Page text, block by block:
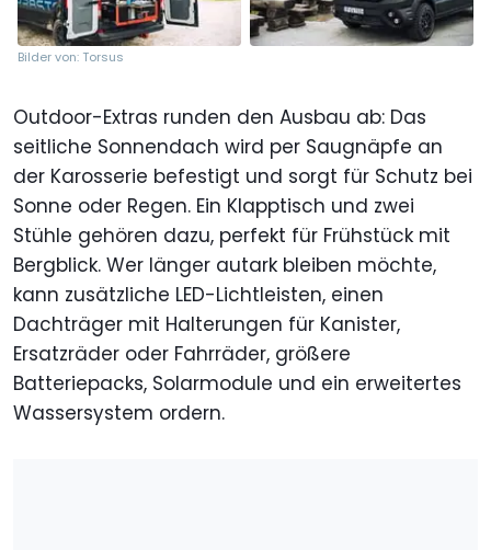
Bilder von: Torsus
Outdoor-Extras runden den Ausbau ab: Das
seitliche Sonnendach wird per Saugnäpfe an
der Karosserie befestigt und sorgt für Schutz bei
Sonne oder Regen. Ein Klapptisch und zwei
Stühle gehören dazu, perfekt für Frühstück mit
Bergblick. Wer länger autark bleiben möchte,
kann zusätzliche LED-Lichtleisten, einen
Dachträger mit Halterungen für Kanister,
Ersatzräder oder Fahrräder, größere
Batteriepacks, Solarmodule und ein erweitertes
Wassersystem ordern.